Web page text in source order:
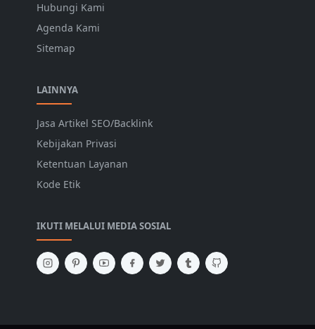
Hubungi Kami
Agenda Kami
Sitemap
LAINNYA
Jasa Artikel SEO/Backlink
Kebijakan Privasi
Ketentuan Layanan
Kode Etik
IKUTI MELALUI MEDIA SOSIAL